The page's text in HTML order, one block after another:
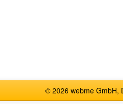
© 2026 webme GmbH,